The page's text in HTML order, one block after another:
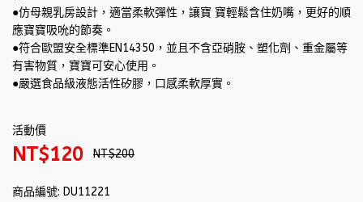
●仿母親乳房設計，適當柔軟彈性，讓寶 寶輕鬆含住奶嘴，更好的順
應寶寶吸吮的節奏。
●符合歐盟安全標準EN14350，並且不含亞硝胺、塑化劑、重金屬等
有害物質，寶寶可安心使用。
●嚴選食品級液態活性矽膠，口感柔軟厚實。
活動價
NT$120 NT$200
商品編號: DU11221